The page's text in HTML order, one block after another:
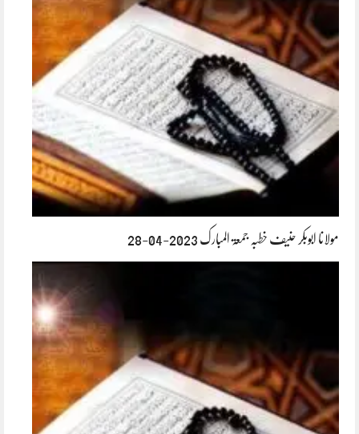
مولانا ابوبکر حنیف خطبہ جمعۃ المبارک 2023-04-28